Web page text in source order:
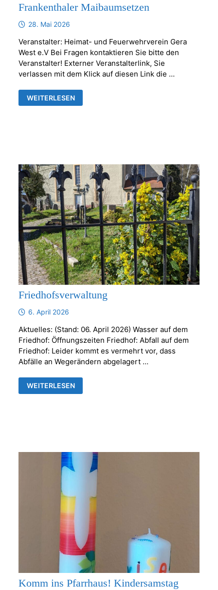
Frankenthaler Maibaumsetzen
28. Mai 2026
Veranstalter: Heimat- und Feuerwehrverein Gera
West e.V Bei Fragen kontaktieren Sie bitte den
Veranstalter! Externer Veranstalterlink, Sie
verlassen mit dem Klick auf diesen Link die …
FRANKENTHALER
MAIBAUMSETZEN
WEITERLESEN
Friedhofsverwaltung
6. April 2026
Aktuelles: (Stand: 06. April 2026) Wasser auf dem
Friedhof: Öffnungszeiten Friedhof: Abfall auf dem
Friedhof: Leider kommt es vermehrt vor, dass
Abfälle an Wegerändern abgelagert …
FRIEDHOFSVERWALTUNG
WEITERLESEN
Komm ins Pfarrhaus! Kindersamstag